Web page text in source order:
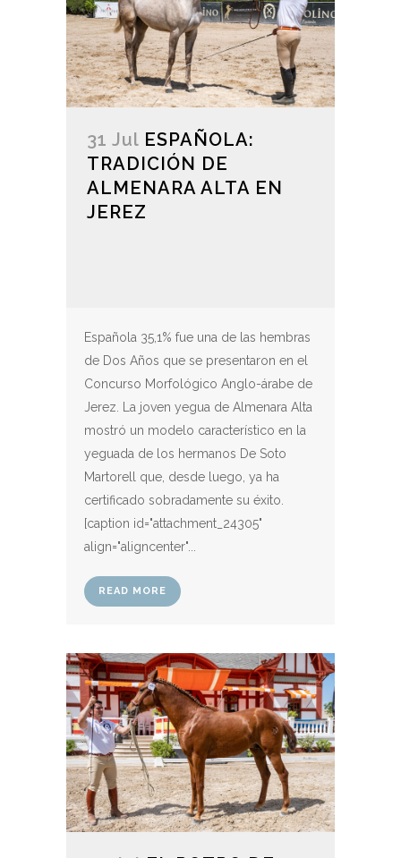
31 Jul ESPAÑOLA:
TRADICIÓN DE
ALMENARA ALTA EN
JEREZ
Española 35,1% fue una de las hembras
de Dos Años que se presentaron en el
Concurso Morfológico Anglo-árabe de
Jerez. La joven yegua de Almenara Alta
mostró un modelo característico en la
yeguada de los hermanos De Soto
Martorell que, desde luego, ya ha
certificado sobradamente su éxito.
[caption id="attachment_24305"
align="aligncenter"...
READ MORE